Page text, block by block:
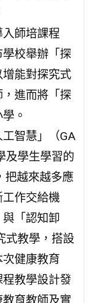
師培課程
校舉辦「探
能對探究式
進而將「探
。
智慧」（GA
及學生學習的
把越來越多應
作交給機
「認知卸
式教學，搭設
健康教育
程教學設計發